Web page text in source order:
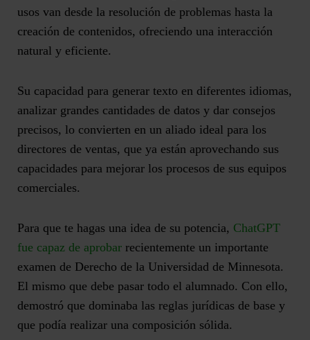
usos van desde la resolución de problemas hasta la
creación de contenidos, ofreciendo una interacción
natural y eficiente.
Su capacidad para generar texto en diferentes idiomas,
analizar grandes cantidades de datos y dar consejos
precisos, lo convierten en un aliado ideal para los
directores de ventas, que ya están aprovechando sus
capacidades para mejorar los procesos de sus equipos
comerciales.
Para que te hagas una idea de su potencia, ChatGPT
fue capaz de aprobar recientemente un importante
examen de Derecho de la Universidad de Minnesota.
El mismo que debe pasar todo el alumnado. Con ello,
demostró que dominaba las reglas jurídicas de base y
que podía realizar una composición sólida.